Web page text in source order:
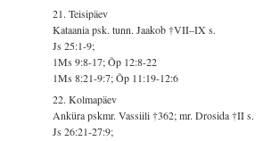
21. Teisipäev
Kataania psk. tunn. Jaakob †VII–IX s.
Js 25:1-9;
1Ms 9:8-17; Õp 12:8-22
1Ms 8:21-9:7; Õp 11:19-12:6
22. Kolmapäev
Anküra pskmr. Vassiili †362; mr. Drosida †II s.
Js 26:21-27:9;